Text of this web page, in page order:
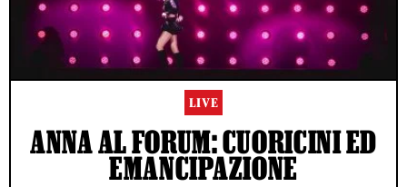
LIVE
ANNA AL FORUM: CUORICINI ED
EMANCIPAZIONE